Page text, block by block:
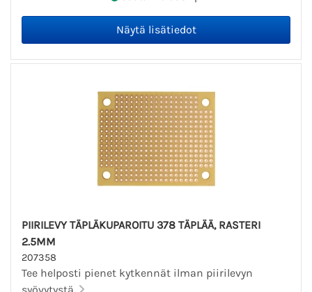
PIIRILEVY TÄPLÄKUPAROITU 378 TÄPLÄÄ, RASTERI
2.5MM
207358
Tee helposti pienet kytkennät ilman piirilevyn